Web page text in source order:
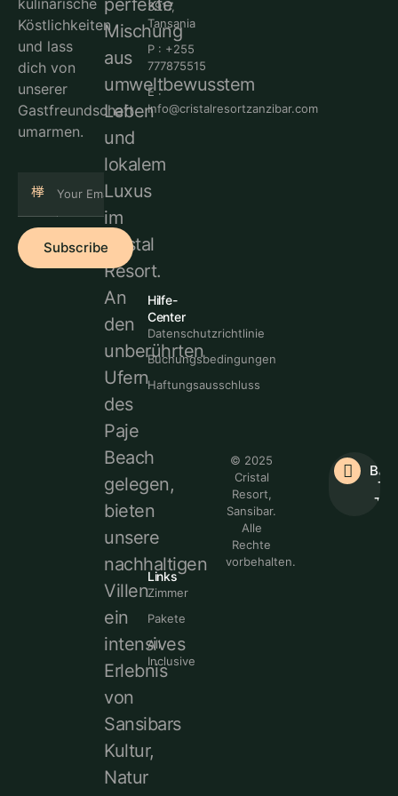
Köstlichkeiten
und lass
dich von
unserer
Gastfreundschaft
umarmen.
Subscribe
perfekte
Mischung
aus
umweltbewusstem
Leben
und
lokalem
Luxus
im
Cristal
Resort.
An
den
unberührten
Ufern
des
Paje
Beach
gelegen,
bieten
unsere
nachhaltigen
Villen
ein
intensives
Erlebnis
von
Sansibars
Kultur,
Natur
3917,
Tansania
P : +255
777875515
E :
Info@cristalresortzanzibar.com
Hilfe-
Center
Datenschutzrichtlinie
Buchungsbedingungen
Haftungsausschluss
Links
Zimmer
Pakete
All
Inclusive
© 2025
Cristal
Resort,
Sansibar.
Alle
Rechte
vorbehalten.
To
Top